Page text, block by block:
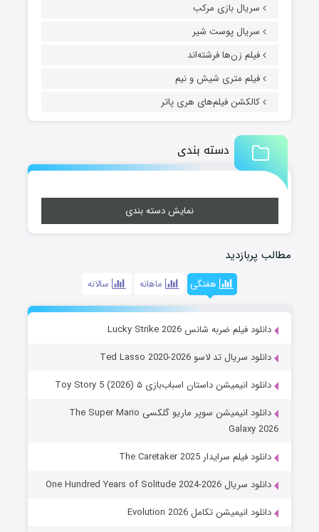
سریال بازی مرکب
سریال پوست شیر
فیلم زن‌ها فرشته‌اند
فیلم متری شیش و نیم
کالکشن فیلم‌های هری پاتر
دسته بندی
نمایش دسته بندی
مطالب پربازدید
هفتگی ماهانه سالانه
دانلود فیلم ضربه شانس Lucky Strike 2026
دانلود سریال تد لاسو Ted Lasso 2020-2026
دانلود انیمیشن داستان اسباب‌بازی ۵ Toy Story 5 (2026)
دانلود انیمیشن سوپر ماریو گلکسی The Super Mario
Galaxy 2026
دانلود فیلم سرایدار The Caretaker 2025
دانلود سریال One Hundred Years of Solitude 2024-2026
دانلود انیمیشن تکامل Evolution 2026